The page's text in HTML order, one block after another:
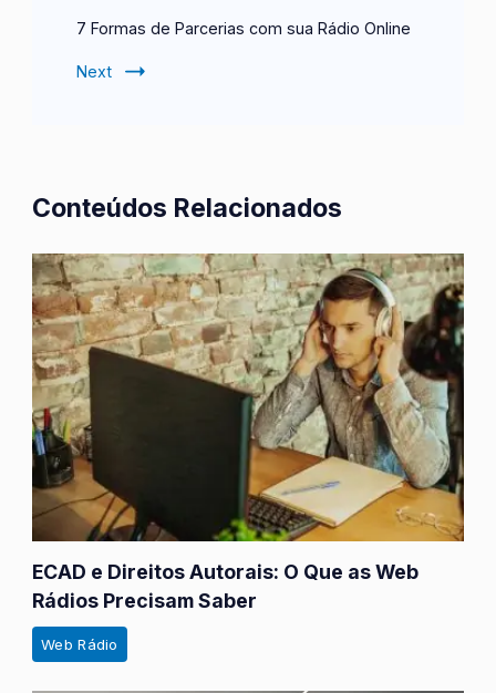
7 Formas de Parcerias com sua Rádio Online
Next
Conteúdos Relacionados
ECAD e Direitos Autorais: O Que as Web
Rádios Precisam Saber
Web Rádio